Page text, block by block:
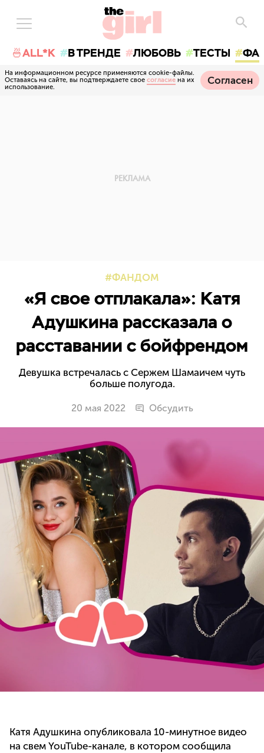
🍜ALL*K В ТРЕНДЕ ЛЮБОВЬ ТЕСТЫ
На информационном ресурсе применяются cookie-файлы.
Оставаясь на сайте, вы подтверждаете свое согласие на их
использование.
Согласен
ФАНДОМ
«Я свое отплакала»: Катя
Адушкина рассказала о
расставании с бойфрендом
Девушка встречалась с Сержем Шамаичем чуть
больше полугода.
20 мая 2022 Обсудить
Катя Адушкина опубликовала 10-минутное видео
на свем YouTube-канале, в котором сообщила